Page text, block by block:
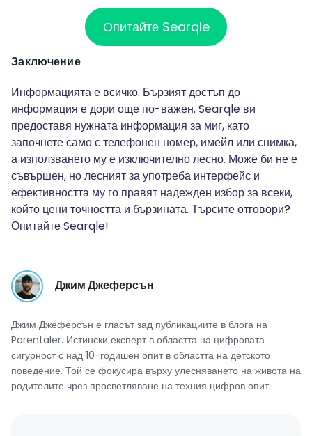
Опитайте Searqle
Заключение
Информацията е всичко. Бързият достъп до
информация е дори още по-важен. Searqle ви
предоставя нужната информация за миг, като
започнете само с телефонен номер, имейл или снимка,
а използването му е изключително лесно. Може би не е
съвършен, но лесният за употреба интерфейс и
ефективността му го правят надежден избор за всеки,
който цени точността и бързината. Търсите отговори?
Опитайте Searqle!
Джим Джеферсън
Джим Джеферсън е гласът зад публикациите в блога на
Parentaler. Истински експерт в областта на цифровата
сигурност с над 10-годишен опит в областта на детското
поведение. Той се фокусира върху улесняването на живота на
родителите чрез просветляване на техния цифров опит.